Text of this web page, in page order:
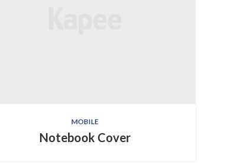
MOBILE
Notebook Cover